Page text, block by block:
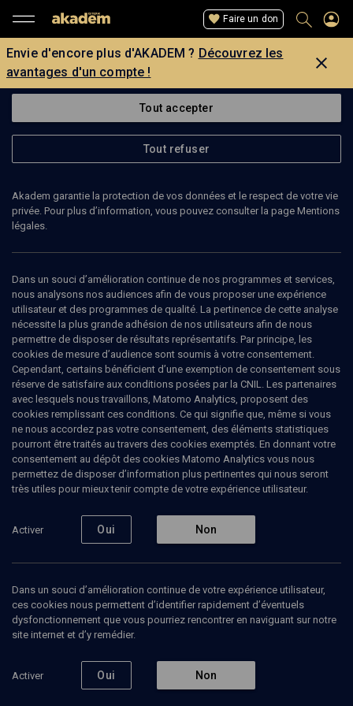
Faire un don
Envie d'encore plus d'AKADEM ? Découvrez les
avantages d'un compte !
Retour
Abonnez-vous à notre newsletter
La rédaction
Tout accepter
Tout refuser
Akadem garantie la protection de vos données et le respect de votre vie
privée. Pour plus d’information, vous pouvez consulter la page Mentions
légales.
Dans un souci d’amélioration continue de nos programmes et services,
nous analysons nos audiences afin de vous proposer une expérience
utilisateur et des programmes de qualité. La pertinence de cette analyse
nécessite la plus grande adhésion de nos utilisateurs afin de nous
permettre de disposer de résultats représentatifs. Par principe, les
cookies de mesure d’audience sont soumis à votre consentement.
Cependant, certains bénéficient d’une exemption de consentement sous
réserve de satisfaire aux conditions posées par la CNIL. Les partenaires
avec lesquels nous travaillons, Matomo Analytics, proposent des
cookies remplissant ces conditions. Ce qui signifie que, même si vous
ne nous accordez pas votre consentement, des éléments statistiques
pourront être traités au travers des cookies exemptés. En donnant votre
consentement au dépôt des cookies Matomo Analytics vous nous
permettez de disposer d’information plus pertinentes qui nous seront
très utiles pour mieux tenir compte de votre expérience utilisateur.
Activer Oui Non
Dans un souci d’amélioration continue de votre expérience utilisateur,
ces cookies nous permettent d’identifier rapidement d’éventuels
dysfonctionnement que vous pourriez rencontrer en naviguant sur notre
site internet et d’y remédier.
Activer Oui Non